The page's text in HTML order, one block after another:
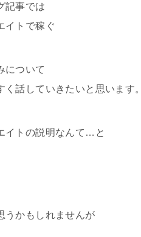
記事では
イトで稼ぐ
について
く話していきたいと思います。
イトの説明なんて…と
うかもしれませんが